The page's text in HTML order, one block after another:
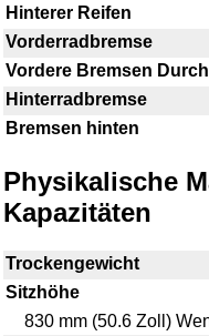
Hinterer Reifen
Vorderradbremse
Vordere Bremsen
Hinterradbremse
Bremsen hinten
Physikalische
Kapazitäten
Trockengewicht
Sitzhöhe
830 mm (50.6 Zoll)